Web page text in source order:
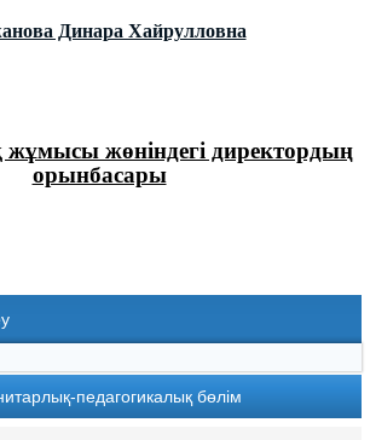
Динара Хайрулловна
жөніндегі директордың
орынбасары
педагогикалық бөлім